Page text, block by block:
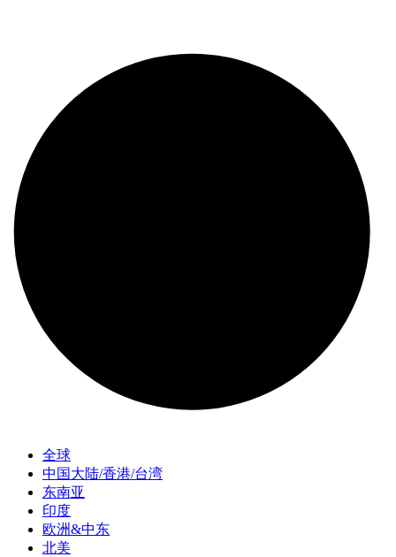
全球
中国大陆/香港/台湾
东南亚
印度
欧洲&中东
北美